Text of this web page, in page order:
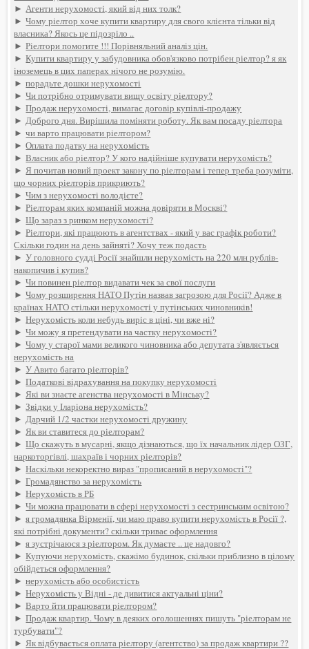
►Агенти нерухомості, який від них толк?
►Чому ріелтор хоче купити квартиру для свого клієнта тільки від
власника? Якось це підозріло ..
►Ріелтори помогите !!! Порівняльний аналіз цін.
►Купити квартиру у забудовника обов'язково потрібен ріелтор? я як
іноземець в цих паперах нічого не розумію.
►порадьте дошки нерухомості
►Чи потрібно отримувати вищу освіту ріелтору?
►Продаж нерухомості, вимагає договір купівлі-продажу
►Доброго дня. Вирішила поміняти роботу. Як вам посаду ріелтора
►чи варто працювати ріелтором?
►Оплата податку на нерухомість
►Власник або ріелтор? У кого надійніше купувати нерухомість?
►Я почитав новий проект закону по ріелторам і тепер треба розуміти,
що чорних ріелторів прикриють?
►Чим з нерухомості володієте?
►Ріелторам яких компаній можна довіряти в Москві?
►Що зараз з ринком нерухомості?
►Ріелтори, які працюють в агентствах - який у вас графік роботи?
Скільки годин на день зайняті? Хочу теж подасть
►У головного судді Росії знайшли нерухомість на 220 млн рублів-
накопичив і купив?
►Чи повинен ріелтор видавати чек за свої послуги
►Чому розширення НАТО Путін назвав загрозою для Росії? Адже в
країнах НАТО стільки нерухомості у путінських чиновників!
►Нерухомість коли небудь виріс в ціні, чи вже ні?
►Чи можу я претендувати на частку нерухомості?
►Чому у старої мами великого чиновника або депутата з'являється
нерухомість на
►У Авито багато ріелторів?
►Податкові відрахування на покупку нерухомості
►Які ви знаєте агенства нерухомості в Мінську?
►Звідки у Іларіона нерухомість?
►Дарчий 1/2 частки нерухомості дружину
►Як ви ставитеся до ріелторам?
►Що скажуть в мусарні, якщо дізнаються, що їх начальник лідер ОЗГ,
наркоторгівлі, шахраїв і чорних ріелторів?
►Наскільки некоректно вираз "прописаний в нерухомості"?
►Громадянство за нерухомість
►Нерухомість в РБ
►Чи можна працювати в сфері нерухомості з сестринським освітою?
►я громадянка Вірменії, чи маю право купити нерухомість в Росії ?,
які потрібні документи? скільки триває оформлення
►я зустрічаюся з ріелтором. Як думаєте .. це надовго?
►Купуючи нерухомість, скажімо будинок, скільки приблизно в цілому
обійдеться оформлення?
►нерухомість або особистість
►Нерухомість у Відні - де дивитися актуальні ціни?
►Варто йти працювати ріелтором?
►Продаж квартир. Чому в деяких оголошеннях пишуть "ріелторам не
турбувати"?
►Як відбувається оплата ріелтору (агентство) за продаж квартири ??